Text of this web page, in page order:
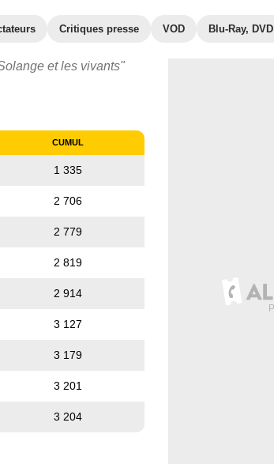
Critiques presse VOD Blu-Ray, DVD
et les vivants"
CUMUL
1 335
2 706
2 779
2 819
2 914
3 127
3 179
3 201
3 204